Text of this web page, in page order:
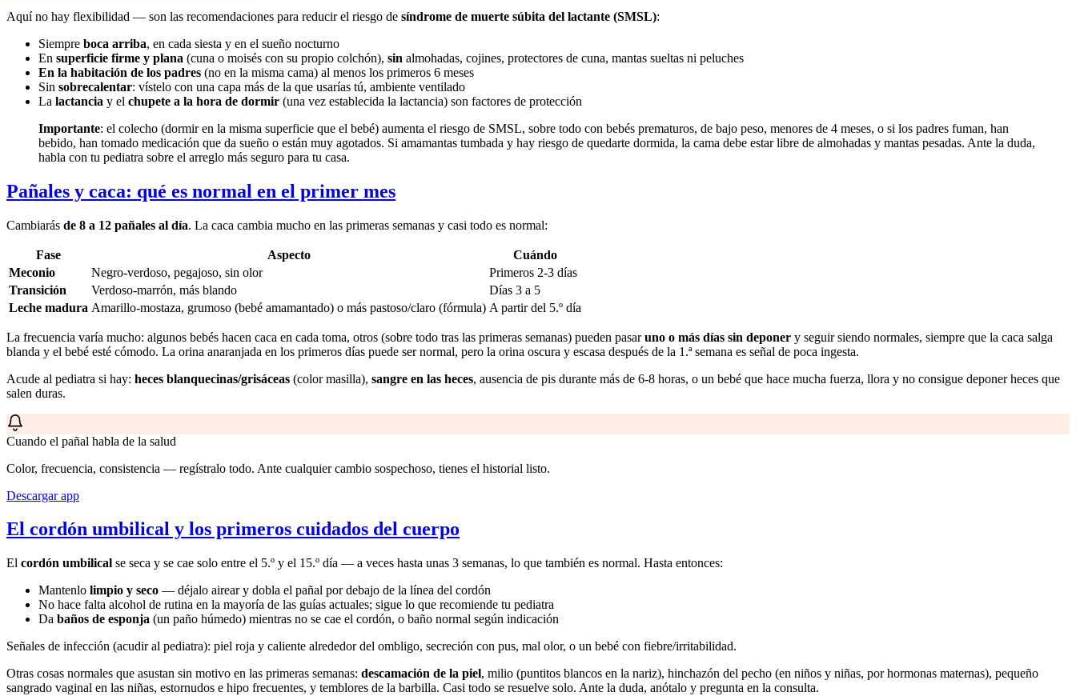
Aquí no hay flexibilidad — son las recomendaciones para reducir el riesgo de síndrome de muerte súbita del lactante (SMSL):
Siempre boca arriba, en cada siesta y en el sueño nocturno
En superficie firme y plana (cuna o moisés con su propio colchón), sin almohadas, cojines, protectores de cuna, mantas sueltas ni peluches
En la habitación de los padres (no en la misma cama) al menos los primeros 6 meses
Sin sobrecalentar: vístelo con una capa más de la que usarías tú, ambiente ventilado
La lactancia y el chupete a la hora de dormir (una vez establecida la lactancia) son factores de protección
Importante: el colecho (dormir en la misma superficie que el bebé) aumenta el riesgo de SMSL, sobre todo con bebés prematuros, de bajo peso, menores de 4 meses, o si los padres fuman, han
bebido, han tomado medicación que da sueño o están muy agotados. Si amamantas tumbada y hay riesgo de quedarte dormida, la cama debe estar libre de almohadas y mantas pesadas. Ante la duda,
habla con tu pediatra sobre el arreglo más seguro para tu casa.
Pañales y caca: qué es normal en el primer mes
Cambiarás de 8 a 12 pañales al día. La caca cambia mucho en las primeras semanas y casi todo es normal:
Fase Aspecto
Cuándo
Meconio
Negro-verdoso, pegajoso, sin olor
Primeros 2-3 días
Transición
Verdoso-marrón, más blando
Días 3 a 5
Leche madura Amarillo-mostaza, grumoso (bebé amamantado) o más pastoso/claro (fórmula) A partir del 5.º día
La frecuencia varía mucho: algunos bebés hacen caca en cada toma, otros (sobre todo tras las primeras semanas) pueden pasaruno o más días sin deponer y seguir siendo normales, siempre que la caca salga
blanda y el bebé esté cómodo. La orina anaranjada en los primeros días puede ser normal, pero la orina oscura y escasa después de la 1.ª semana es señal de poca ingesta.
Acude al pediatra si hay: heces blanquecinas/grisáceas (color masilla), sangre en las heces, ausencia de pis durante más de 6-8 horas, o un bebé que hace mucha fuerza, llora y no consigue deponer heces que
salen duras.
Cuando el pañal habla de la salud
Color, frecuencia, consistencia — regístralo todo. Ante cualquier cambio sospechoso, tienes el historial listo.
Descargar app
El cordón umbilical y los primeros cuidados del cuerpo
El cordón umbilical se seca y se cae solo entre el 5.º y el 15.º día — a veces hasta unas 3 semanas, lo que también es normal. Hasta entonces:
Mantenlo limpio y seco — déjalo airear y dobla el pañal por debajo de la línea del cordón
No hace falta alcohol de rutina en la mayoría de las guías actuales; sigue lo que recomiende tu pediatra
Da baños de esponja (un paño húmedo) mientras no se cae el cordón, o baño normal según indicación
Señales de infección (acudir al pediatra): piel roja y caliente alrededor del ombligo, secreción con pus, mal olor, o un bebé con fiebre/irritabilidad.
Otras cosas normales que asustan sin motivo en las primeras semanas: descamación de la piel, milio (puntitos blancos en la nariz), hinchazón del pecho (en niños y niñas, por hormonas maternas), pequeño
sangrado vaginal en las niñas, estornudos e hipo frecuentes, y temblores de la barbilla. Casi todo se resuelve solo. Ante la duda, anótalo y pregunta en la consulta.